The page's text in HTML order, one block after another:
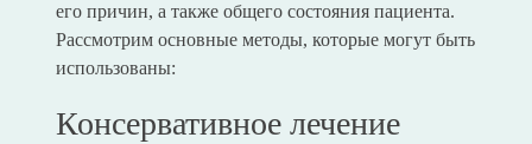
его причин, а также общего состояния пациента.
Рассмотрим основные методы, которые могут быть
использованы:
Консервативное лечение